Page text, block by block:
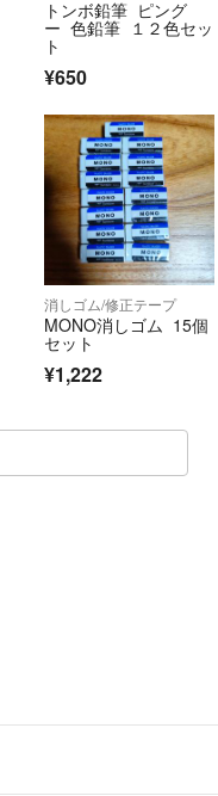
トンボ鉛筆 ピング
ー 色鉛筆 １２色セッ
ト
¥650
消しゴム/修正テープ
MONO消しゴム 15個
セット
¥1,222